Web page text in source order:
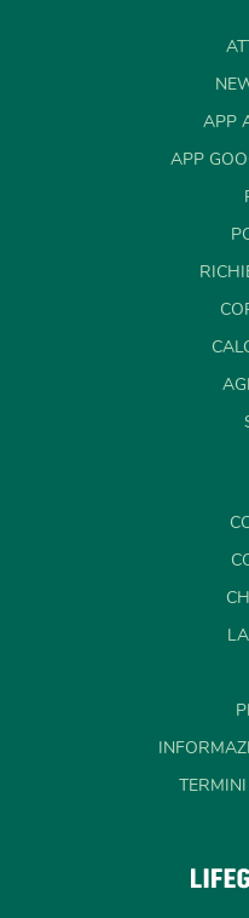
APP
APP